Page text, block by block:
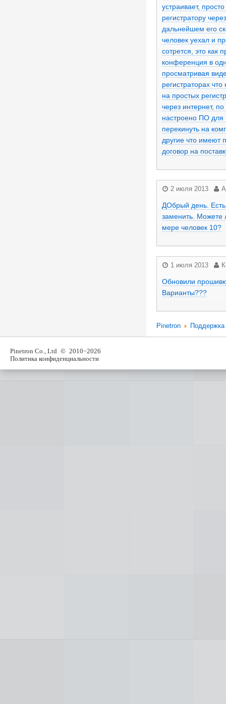
устраивает,
регистратору
дальнейшем его
человек уехал и
сотрется, это как
конференция в
просматривая
регистраторах
на простых
через интернет,
настроено ПО для
перекинуть на
другие что имеют
договор на
2 июля 2013
ДОбрый день. Есть
заменить. Можете
мере человек 10?
1 июля 2013
Обновили
Варианты???
Pinetron Поддержка
Pinetron Co., Ltd © 2010−2026
Политика конфиденциальности